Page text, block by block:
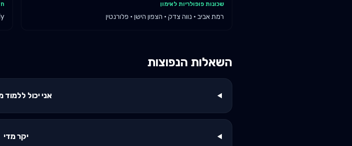
שכונות פופולריות לאימון
רמת אביב · נווה צדק · הצפון הישן · פלורנטין
השאלות הנפוצות
אני יכול ללמוד
יקר מדי